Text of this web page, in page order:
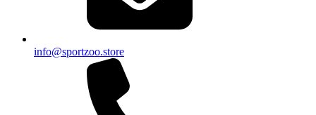
info@sportzoo.store